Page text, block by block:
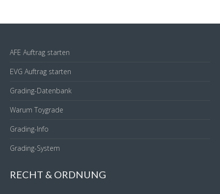
AFE Auftrag starten
EVG Auftrag starten
Grading-Datenbank
Warum Toygrade
Grading-Info
Grading-System
RECHT & ORDNUNG